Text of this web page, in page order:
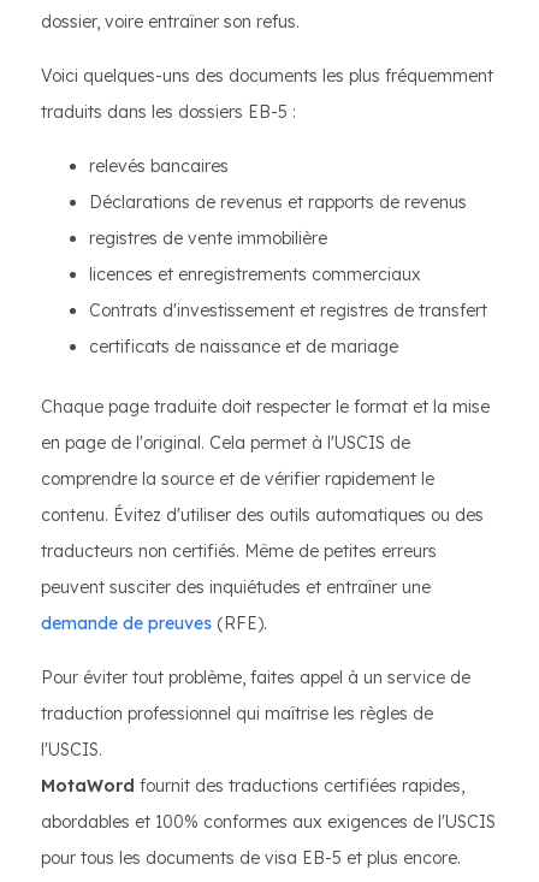
dossier, voire entraîner son refus.
Voici quelques-uns des documents les plus fréquemment
traduits dans les dossiers EB-5 :
relevés bancaires
Déclarations de revenus et rapports de revenus
registres de vente immobilière
licences et enregistrements commerciaux
Contrats d'investissement et registres de transfert
certificats de naissance et de mariage
Chaque page traduite doit respecter le format et la mise
en page de l'original. Cela permet à l'USCIS de
comprendre la source et de vérifier rapidement le
contenu. Évitez d'utiliser des outils automatiques ou des
traducteurs non certifiés. Même de petites erreurs
peuvent susciter des inquiétudes et entraîner une
demande de preuves (RFE).
Pour éviter tout problème, faites appel à un service de
traduction professionnel qui maîtrise les règles de
l'USCIS.
MotaWord fournit des traductions certifiées rapides,
abordables et 100% conformes aux exigences de l'USCIS
pour tous les documents de visa EB-5 et plus encore.